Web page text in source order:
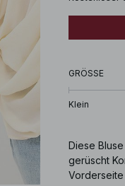
GRÖSSE
Klein
Diese
gerüscht